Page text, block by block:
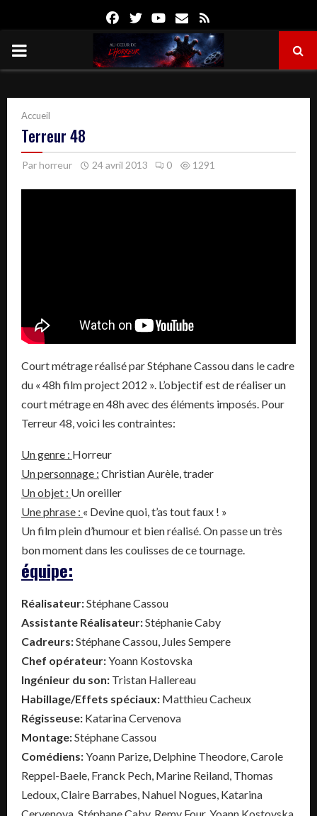
FacebookTwitterYoutube
Email
PRIMARY
Accueil
Terreur 48
Parhorreur 24 avril 2013 0 1291
Court métrage réalisé par Stéphane Cassou dans le cadre
du « 48h film project 2012 ». L’objectif est de réaliser un
court métrage en 48h avec des éléments imposés. Pour
Terreur 48, voici les contraintes:
Un genre : Horreur
Un personnage : Christian Aurèle, trader
Un objet : Un oreiller
Une phrase : « Devine quoi, t’as tout faux ! »
Un film plein d’humour et bien réalisé. On passe un très
bon moment dans les coulisses de ce tournage.
équipe:
Réalisateur:Stéphane Cassou
Assistante Réalisateur:Stéphanie Caby
Cadreurs:Stéphane Cassou, Jules Sempere
Chef opérateur:Yoann Kostovska
Ingénieur du son: Tristan Hallereau
Habillage/Effets spéciaux: Matthieu Cacheux
Régisseuse: Katarina Cervenova
Montage:Stéphane Cassou
Comédiens:Yoann Parize, Delphine Theodore, Carole
Reppel-Baele, Franck Pech, Marine Reiland, Thomas
Ledoux, Claire Barrabes, Nahuel Nogues, Katarina